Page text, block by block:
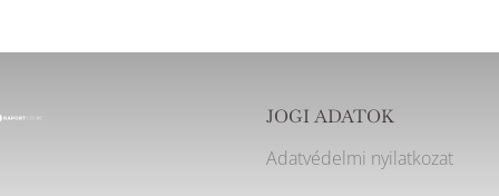
JOGI ADATOK
Adatvédelmi nyilatkozat